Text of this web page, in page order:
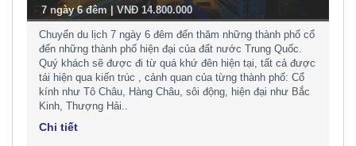
-7 ngày 6 đêm | VNĐ 14.800.000
Chuyến du lịch 7 ngày 6 đêm đến thăm những thành phố cổ
đến những thành phố hiện đại của đất nước Trung Quốc.
Quý khách sẽ được đi từ quá khứ đên hiện tại, tất cả được
tái hiện qua kiến trúc , cảnh quan của từng thành phố: Cổ
kính như Tô Châu, Hàng Châu, sôi động, hiện đại như Bắc
Kinh, Thượng Hải..
Chi tiết